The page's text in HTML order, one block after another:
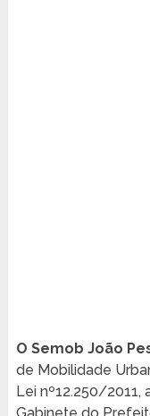
O Semob João
de Mobilidade
Lei nº12.250/2011,